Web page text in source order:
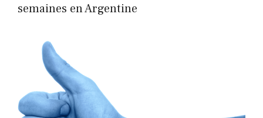
semaines en Argentine